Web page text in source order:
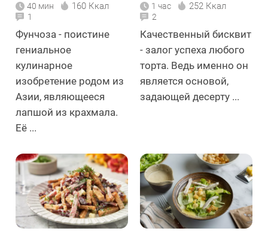
40 мин 160 Ккал
1
Фунчоза - поистине
гениальное
кулинарное
изобретение родом из
Азии, являющееся
лапшой из крахмала.
Её ...
1 час 252 Ккал
2
Качественный бисквит
- залог успеха любого
торта. Ведь именно он
является основой,
задающей десерту ...